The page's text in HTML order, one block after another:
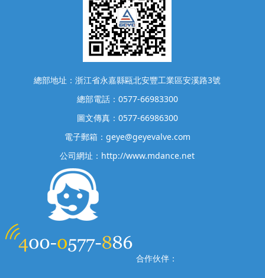
總部地址：浙江省永嘉縣甌北安豐工業區安溪路3號
總部電話：0577-66983300
圖文傳真：0577-66986300
電子郵箱：geye@geyevalve.com
公司網址：http://www.mdance.net
合作伙伴：